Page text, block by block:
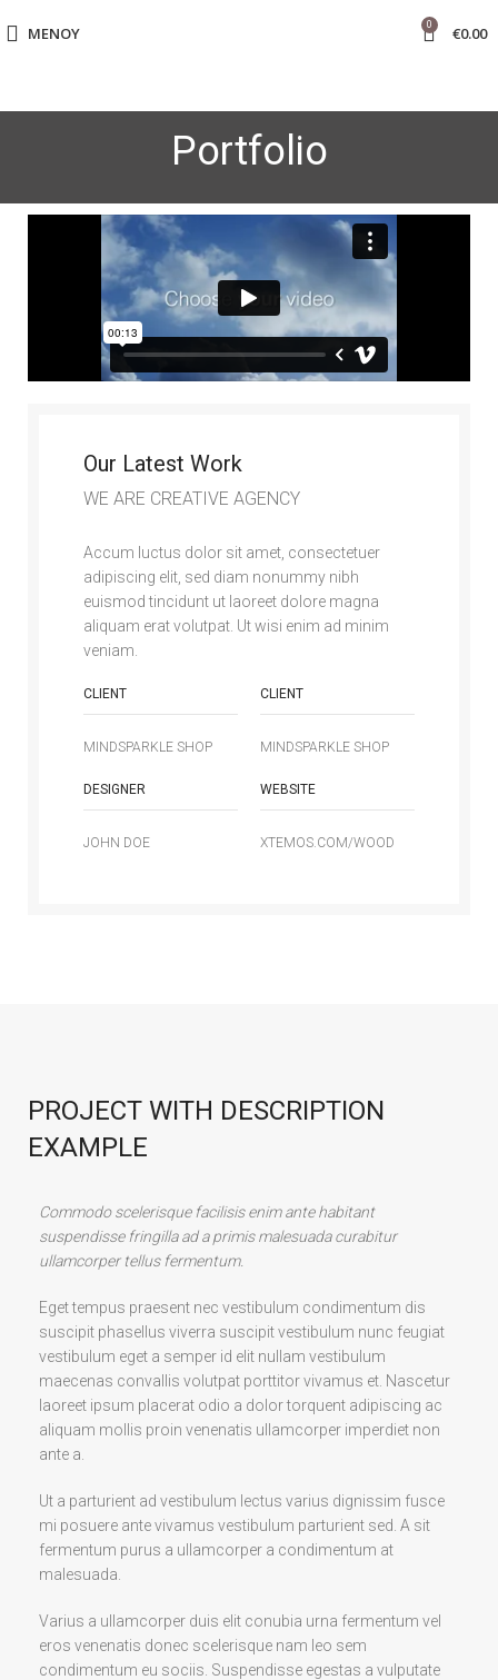
ΜΕΝΟΎ 0 €0.00
Portfolio
Our Latest Work
WE ARE CREATIVE AGENCY
Accum luctus dolor sit amet, consectetuer
adipiscing elit, sed diam nonummy nibh
euismod tincidunt ut laoreet dolore magna
aliquam erat volutpat. Ut wisi enim ad minim
veniam.
CLIENT
MINDSPARKLE SHOP
CLIENT
MINDSPARKLE SHOP
DESIGNER
JOHN DOE
WEBSITE
XTEMOS.COM/WOOD
PROJECT WITH DESCRIPTION
EXAMPLE
Commodo scelerisque facilisis enim ante habitant
suspendisse fringilla ad a primis malesuada curabitur
ullamcorper tellus fermentum.
Eget tempus praesent nec vestibulum condimentum dis
suscipit phasellus viverra suscipit vestibulum nunc feugiat
vestibulum eget a semper id elit nullam vestibulum
maecenas convallis volutpat porttitor vivamus et. Nascetur
laoreet ipsum placerat odio a dolor torquent adipiscing ac
aliquam mollis proin venenatis ullamcorper imperdiet non
ante a.
Ut a parturient ad vestibulum lectus varius dignissim fusce
mi posuere ante vivamus vestibulum parturient sed. A sit
fermentum purus a ullamcorper a condimentum at
malesuada.
Varius a ullamcorper duis elit conubia urna fermentum vel
eros venenatis donec scelerisque nam leo sem
condimentum eu sociis. Suspendisse egestas a vulputate